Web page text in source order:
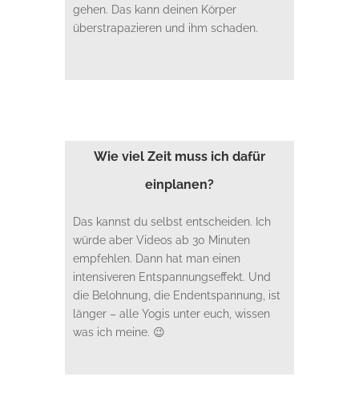
gehen. Das kann deinen Körper
überstrapazieren und ihm schaden.
Wie viel Zeit muss ich dafür
einplanen?
Das kannst du selbst entscheiden. Ich
würde aber Videos ab 30 Minuten
empfehlen. Dann hat man einen
intensiveren Entspannungseffekt. Und
die Belohnung, die Endentspannung, ist
länger – alle Yogis unter euch, wissen
was ich meine. 😉